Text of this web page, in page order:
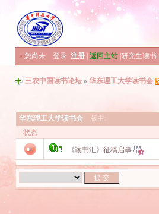
» 您尚未 登录 注册 返回主站 研究生读书
三农中国读书论坛 » 华东理工大学读书会
华东理工大学读书会版主:
状态
《读书汇》征稿启事